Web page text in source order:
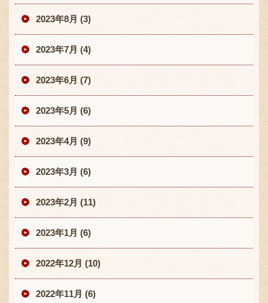
2023年8月 (3)
2023年7月 (4)
2023年6月 (7)
2023年5月 (6)
2023年4月 (9)
2023年3月 (6)
2023年2月 (11)
2023年1月 (6)
2022年12月 (10)
2022年11月 (6)